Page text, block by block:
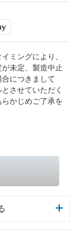
ミングにより、
未定、製造中止
につきまして
させていただく
かじめご了承を